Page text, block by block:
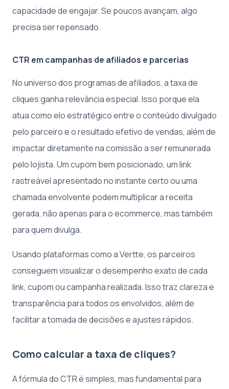
capacidade de engajar. Se poucos avançam, algo
precisa ser repensado.
CTR em campanhas de afiliados e parcerias
No universo dos programas de afiliados, a taxa de
cliques ganha relevância especial. Isso porque ela
atua como elo estratégico entre o conteúdo divulgado
pelo parceiro e o resultado efetivo de vendas, além de
impactar diretamente na comissão a ser remunerada
pelo lojista. Um cupom bem posicionado, um link
rastreável apresentado no instante certo ou uma
chamada envolvente podem multiplicar a receita
gerada, não apenas para o ecommerce, mas também
para quem divulga.
Usando plataformas como a Vertte, os parceiros
conseguem visualizar o desempenho exato de cada
link, cupom ou campanha realizada. Isso traz clareza e
transparência para todos os envolvidos, além de
facilitar a tomada de decisões e ajustes rápidos.
Como calcular a taxa de cliques?
A fórmula do CTR é simples, mas fundamental para